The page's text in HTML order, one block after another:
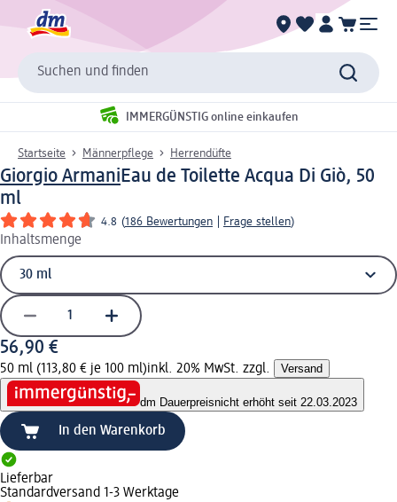
Suchen und finden
IMMERGÜNSTIG online einkaufen
Startseite Männerpflege Herrendüfte
Giorgio ArmaniEau de Toilette Acqua Di Giò, 50
ml
4.8 (186 Bewertungen Frage stellen)
Inhaltsmenge
56,90 €
50 ml (113,80 € je 100 ml)inkl. 20% MwSt. zzgl. Versand
dm Dauerpreisnicht erhöht seit 22.03.2023
In den Warenkorb
Lieferbar
Standardversand 1-3 Werktage